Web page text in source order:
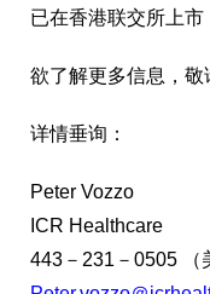
已在香港联交所上市
欲了解更多信息，敬
详情垂询：
Peter Vozzo
ICR Healthcare
443－231－0505 （